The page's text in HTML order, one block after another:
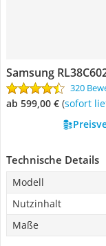
Samsung
320
ab 599,00 € ( Sofort
Technische Details
Modell
Nutzinhalt
Maße